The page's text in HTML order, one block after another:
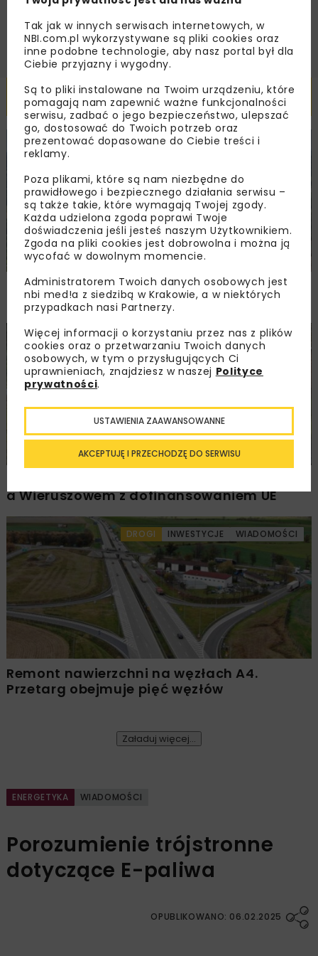
Powiązane artykuły
KOLEJ WIADOMOŚCI INWESTYCJE
PKP PLK ogłosiły przetarg na odcinek Gdów
– Szczyrzyc projektu Podłęże–Piekiełko
DROGI INWESTYCJE WIADOMOŚCI
a Wieruszowem z dofinansowaniem UE
DROGI INWESTYCJE WIADOMOŚCI
Remont nawierzchni na węzłach A4.
Przetarg obejmuje pięć węzłów
Załaduj więcej...
ENERGETYKA WIADOMOŚCI
Porozumienie trójstronne
dotyczące E-paliwa
OPUBLIKOWANO: 06.02.2025
Tak jak w innych serwisach internetowych, w
NBI.com.pl wykorzystywane są pliki cookies oraz
inne podobne technologie, aby nasz portal był dla
Ciebie przyjazny i wygodny.
Są to pliki instalowane na Twoim urządzeniu, które
pomagają nam zapewnić ważne funkcjonalności
serwisu, zadbać o jego bezpieczeństwo, ulepszać
go, dostosować do Twoich potrzeb oraz
prezentować dopasowane do Ciebie treści i
reklamy.
Poza plikami, które są nam niezbędne do
prawidłowego i bezpiecznego działania serwisu –
są także takie, które wymagają Twojej zgody.
Każda udzielona zgoda poprawi Twoje
doświadczenia jeśli jesteś naszym Użytkownikiem.
Zgoda na pliki cookies jest dobrowolna i można ją
wycofać w dowolnym momencie.
Administratorem Twoich danych osobowych jest
nbi med!a z siedzibą w Krakowie, a w niektórych
przypadkach nasi Partnerzy.
Więcej informacji o korzystaniu przez nas z plików
cookies oraz o przetwarzaniu Twoich danych
osobowych, w tym o przysługujących Ci
uprawnieniach, znajdziesz w naszej Polityce
prywatności.
AKCEPTUJĘ I PRZECHODZĘ DO SERWISU
USTAWIENIA ZAAWANSOWANNE